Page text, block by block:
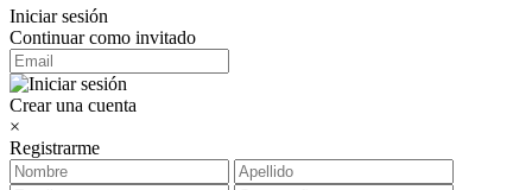
Iniciar sesión
Continuar como invitado
Crear una cuenta
×
Registrarme